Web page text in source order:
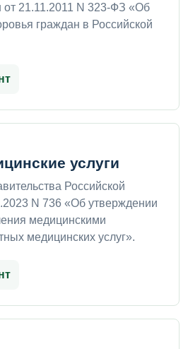
от 21.11.2011 N 323-ФЗ «Об
граждан в Российской
услуги
Российской
N 736 «Об утверждении
медицинскими
медицинских услуг».